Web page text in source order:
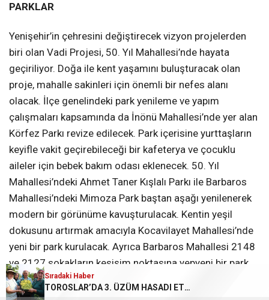
Sıradaki Haber
Büyükşehir, Mezitli İlçesi Takanlı Mahallesi’ne 4 Bin Metre Sulama Borusu Desteği Sağladı
PARKLAR
Yenişehir’in çehresini değiştirecek vizyon projelerden
biri olan Vadi Projesi, 50. Yıl Mahallesi’nde hayata
geçiriliyor. Doğa ile kent yaşamını buluşturacak olan
proje, mahalle sakinleri için önemli bir nefes alanı
olacak. İlçe genelindeki park yenileme ve yapım
çalışmaları kapsamında da İnönü Mahallesi’nde yer alan
Körfez Parkı revize edilecek. Park içerisine yurttaşların
keyifle vakit geçirebileceği bir kafeterya ve çocuklu
aileler için bebek bakım odası eklenecek. 50. Yıl
Mahallesi’ndeki Ahmet Taner Kışlalı Parkı ile Barbaros
Mahallesi’ndeki Mimoza Park baştan aşağı yenilenerek
modern bir görünüme kavuşturulacak. Kentin yeşil
dokusunu artırmak amacıyla Kocavilayet Mahallesi’nde
yeni bir park kurulacak. Ayrıca Barbaros Mahallesi 2148
ve 2127 sokakların kesişim noktasına yepyeni bir park
inşa edilecek.Sıradaki Haber
TOROSLAR’DA 3. ÜZÜM HASADI ETKİNLİĞİ COŞKUYLA GERÇEKLEŞTİ